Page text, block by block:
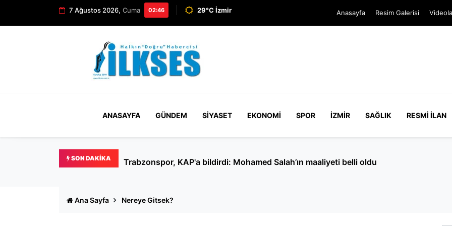
7 Ağustos 2026, Cuma 02:46 29°C İzmir Anasayfa Resim Galerisi
ANASAYFA GÜNDEM SIYASET EKONOMI SPOR İZMIR SAĞLIK RESMI İLAN
SON DAKIKA Ertuğrul Özkök hakkında 'Cumhurbaşkanı'na hakaret' soruşturması
Ana Sayfa Nereye Gitsek?